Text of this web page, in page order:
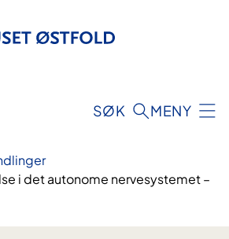
SØK MENY
i det autonome nervesystemet –